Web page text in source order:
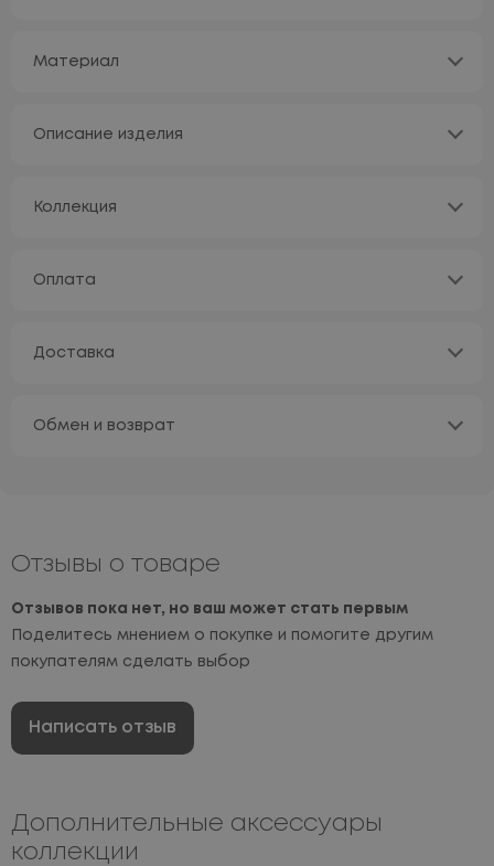
Материал
Описание изделия
Коллекция
Оплата
Доставка
Обмен и возврат
Отзывы о товаре
Отзывов пока нет, но ваш может стать первым
Поделитесь мнением о покупке и помогите другим
покупателям сделать выбор
Написать отзыв
Дополнительные аксессуары
коллекции